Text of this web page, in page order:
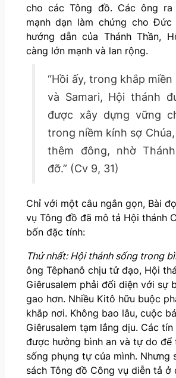
cho các Tông đồ. Các ông
mạnh dạn làm chứng cho
hướng dẫn của Thánh Thần,
càng lớn mạnh và lan rộng.
“Hồi ấy, trong khắp miền
và Samari, Hội thánh
được xây dựng vững
trong niềm kính sợ
thêm đông, nhờ
đỡ.” (Cv 9, 31)
Chỉ với một câu ngắn gọn, Bài
vụ Tông đồ đã mô tả Hội thánh
bốn đặc tính:
Thứ nhất: Hội thánh sống trong
ông Têphanô chịu tử đạo, Hội
Giêrusalem phải đối diện với sự
gao hơn. Nhiều Kitô hữu buộc
khắp nơi. Không bao lâu, cuộc
Giêrusalem tạm lắng dịu. Các tín
được hưởng bình an và tự do để
sống phụng tự của mình. Nhưng
sách Tông đồ Công vụ diễn tả ở